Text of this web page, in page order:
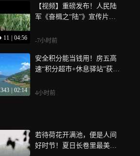
11 04:56
【视频】重磅发布！人民陆
军《奋楫之“陆”》宣传片第
-7小时前
343 02:14
安全积分能当钱用！房五高
速“积分超市+休息驿站”获工
4小时前
若待荷花开满池，便是人间
好时节！夏日长卷里最美的